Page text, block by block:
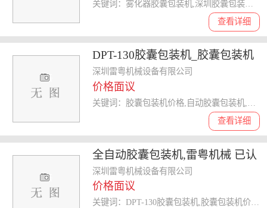
查看详细
DPT-130胶囊包装机_胶囊包装机
_雷粤
深圳雷粤机械设备有限公司
价格面议
查看详细
关键词：胶囊包装机价格,自动胶囊包装机,铝塑胶囊包装机,胶囊包装机
全自动胶囊包装机,雷粤机械 已认
证 ,胶囊包装机
深圳雷粤机械设备有限公司
价格面议
关键词：DPT-130胶囊包装机,胶囊包装机价格,自动胶囊包装机,胶囊包装机